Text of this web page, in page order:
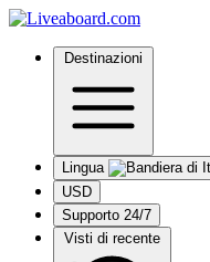
Destinazioni
Lingua
USD
Supporto 24/7
Visti di recente